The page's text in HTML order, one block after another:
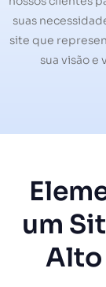
suas
site que
sua visão e
um
Alto